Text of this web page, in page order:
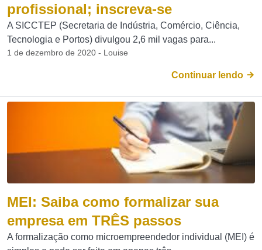
profissional; inscreva-se
A SICCTEP (Secretaria de Indústria, Comércio, Ciência,
Tecnologia e Portos) divulgou 2,6 mil vagas para...
1 de dezembro de 2020 - Louise
Continuar lendo
MEI: Saiba como formalizar sua
empresa em TRÊS passos
A formalização como microempreendedor individual (MEI) é